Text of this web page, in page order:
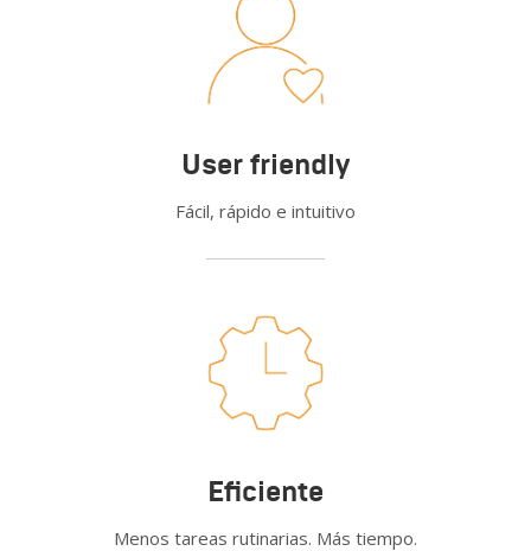
User friendly
Fácil, rápido e intuitivo
Eficiente
Menos tareas rutinarias. Más tiempo.